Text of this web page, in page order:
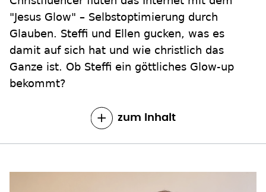
"Jesus Glow" – Selbstoptimierung durch
Glauben. Steffi und Ellen gucken, was es
damit auf sich hat und wie christlich das
Ganze ist. Ob Steffi ein göttliches Glow-up
bekommt?
zum Inhalt